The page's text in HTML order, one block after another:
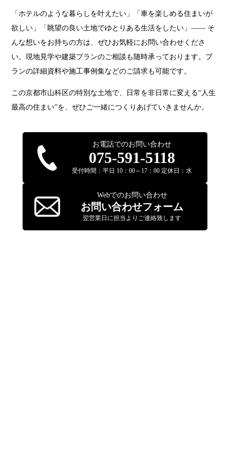
「ホテルのような暮らしを叶えたい」「車を楽しめる住まいが
欲しい」「眺望の良い土地でゆとりある生活をしたい」—— そ
んな想いをお持ちの方は、ぜひお気軽にお問い合わせくださ
い。現地見学や建築プランのご相談も随時承っております。プ
ランの詳細資料や施工事例集などのご請求も可能です。
この京都市山科区の特別な土地で、日常を非日常に変える“人生
最高の住まい”を、ぜひご一緒につくりあげていきませんか。
お電話でのお問い合わせ
075-591-5118
受付時間：平日 10：00～17：00 定休日：水
Webでのお問い合わせ
お問い合わせフォーム
翌営業日に担当よりご連絡致します